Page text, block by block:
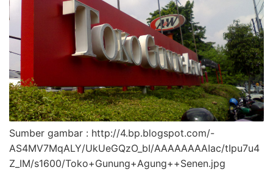
Sumber gambar : http://4.bp.blogspot.com/-
AS4MV7MqALY/UkUeGQzO_bI/AAAAAAAAIac/tIpu7u4
Z_IM/s1600/Toko+Gunung+Agung++Senen.jpg